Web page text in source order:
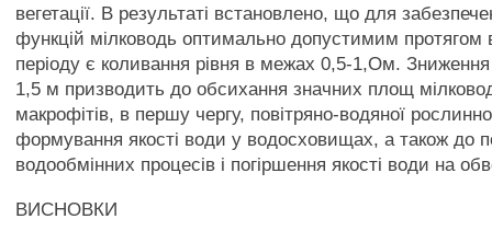
вегетації. В результаті встановлено, що для
функцій мілководь оптимально допустимим протягом
періоду є коливання рівня в межах 0,5-1,Ом. Зниження
1,5 м призводить до обсихання значних площ
макрофітів, в першу чергу, повітряно-водяної
формування якості води у водосховищах, а також до
водообмінних процесів і погіршення якості води на
ВИСНОВКИ